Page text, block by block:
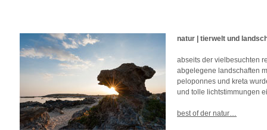
natur | tierwelt und
abseits der vielbesuchten
abgelegene landschaften
peloponnes und kreta
und tolle lichtstimmungen
best of der natur…